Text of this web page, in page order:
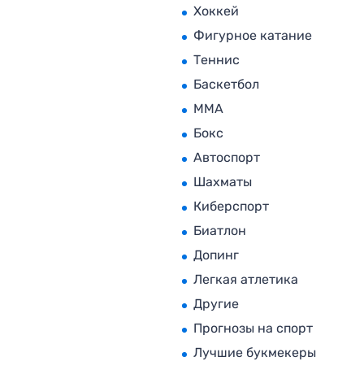
Хоккей
Фигурное катание
Теннис
Баскетбол
MMA
Бокс
Автоспорт
Шахматы
Киберспорт
Биатлон
Допинг
Легкая атлетика
Другие
Прогнозы на спорт
Лучшие букмекеры